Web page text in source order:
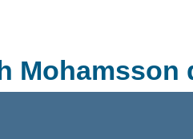
Mohamsson